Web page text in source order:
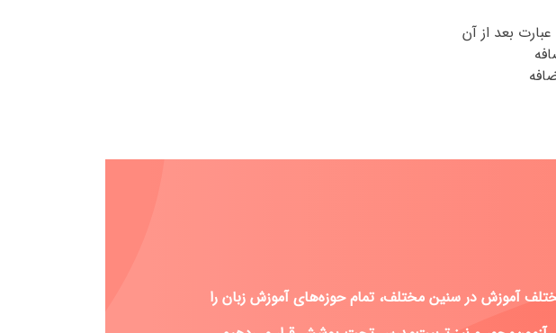
بعد از آن
آموزش در سنین مختلف، تمام حوزه‌های آموزش زبان را